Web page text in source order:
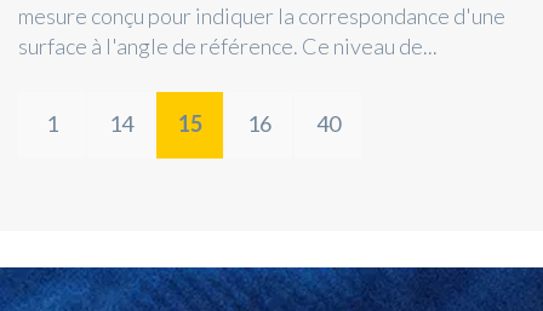
mesure conçu pour indiquer la correspondance d'une
surface à l'angle de référence. Ce niveau de...
1 14 15 16 40